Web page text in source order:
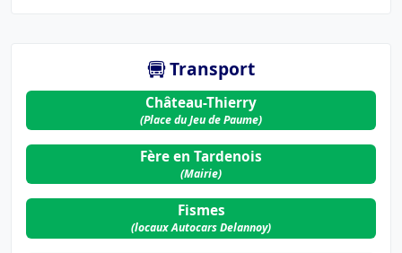
Transport
Château-Thierry
(Place du Jeu de Paume)
Fère en Tardenois
(Mairie)
Fismes
(locaux Autocars Delannoy)